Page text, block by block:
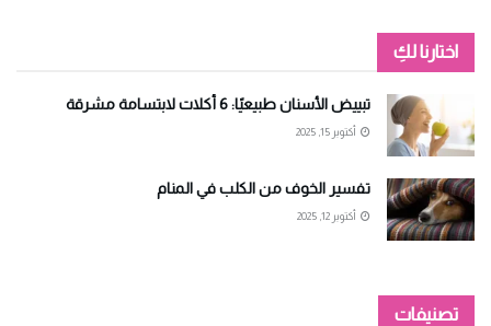
اختارنا لكِ
تبييض الأسنان طبيعيًا: 6 أكلات لابتسامة مشرقة
أكتوبر 15, 2025
تفسير الخوف من الكلب في المنام
أكتوبر 12, 2025
تصنيفات